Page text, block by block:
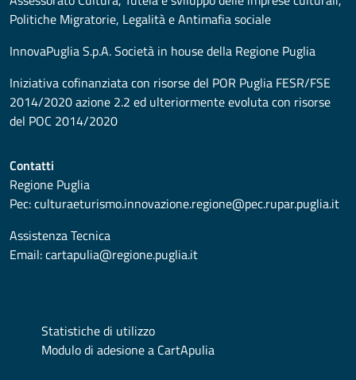
Politiche Migratorie, Legalità e Antimafia sociale
InnovaPuglia S.p.A. Società in house della Regione Puglia
Iniziativa cofinanziata con risorse del POR Puglia FESR/FSE
2014/2020 azione 2.2 ed ulteriormente evoluta con risorse
del POC 2014/2020
Contatti
Regione Puglia
Pec:culturaeturismo.innovazione.regione@pec.rupar.puglia.it
Assistenza Tecnica
Email:cartapulia@regione.puglia.it
Statistiche di utilizzo
Modulo di adesione a CartApulia